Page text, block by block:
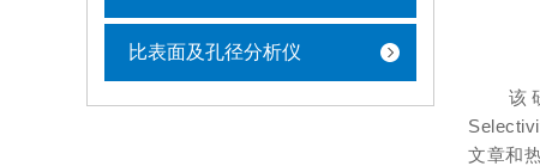
比表面及孔径分析仪
该
文章和